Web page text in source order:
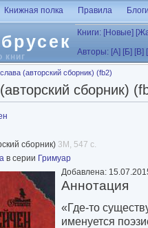
книг
Книжная полка Правила Блоги
Книги: [Новые]
Авторы: [А] [Б] [В]
(авторский сборник) (fb2)
сборник)
сборник) 3M, 547 с.
в серии Гримуар
Добавлена:
Аннотация
«Где-то
именуется